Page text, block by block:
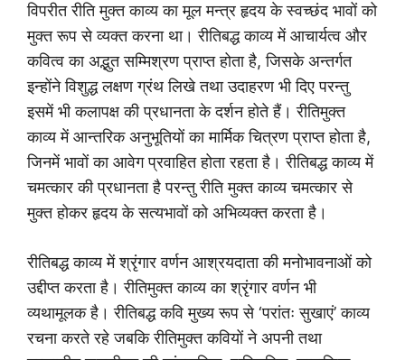
विपरीत रीति मुक्त काव्य का मूल मन्त्र हृदय के स्वच्छंद भावों को
मुक्त रूप से व्यक्त करना था। रीतिबद्ध काव्य में आचार्यत्व और
कवित्व का अद्भुत सम्मिश्रण प्राप्त होता है, जिसके अन्तर्गत
इन्होंने विशुद्ध लक्षण ग्रंथ लिखे तथा उदाहरण भी दिए परन्तु
इसमें भी कलापक्ष की प्रधानता के दर्शन होते हैं। रीतिमुक्त
काव्य में आन्तरिक अनुभूतियों का मार्मिक चित्रण प्राप्त होता है,
जिनमें भावों का आवेग प्रवाहित होता रहता है। रीतिबद्ध काव्य में
चमत्कार की प्रधानता है परन्तु रीति मुक्त काव्य चमत्कार से
मुक्त होकर हृदय के सत्यभावों को अभिव्यक्त करता है।
रीतिबद्ध काव्य में श्रृंगार वर्णन आश्रयदाता की मनोभावनाओं को
उद्दीप्त करता है। रीतिमुक्त काव्य का श्रृंगार वर्णन भी
व्यथामूलक है। रीतिबद्ध कवि मुख्य रूप से ‘परांतः सुखाएं’ काव्य
रचना करते रहे जबकि रीतिमुक्त कवियों ने अपनी तथा